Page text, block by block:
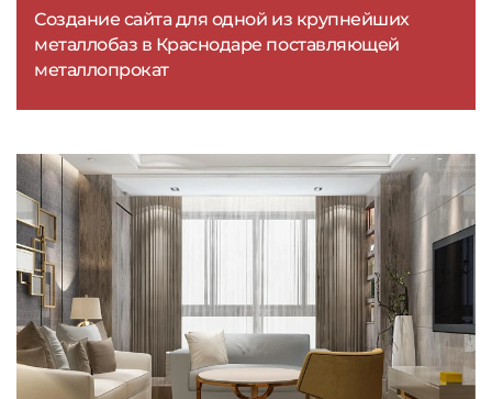
Создание сайта для одной из крупнейших
металлобаз в Краснодаре поставляющей
металлопрокат